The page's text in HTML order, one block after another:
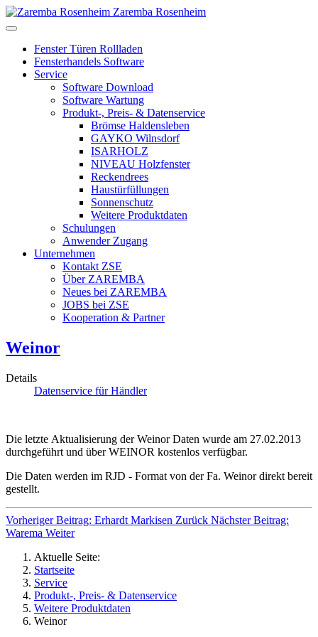
Zaremba Rosenheim
Fenster Türen Rollladen
Fensterhandels Software
Service
Software Download
Software Wartung
Produkt-, Preis- & Datenservice
Brömse Haldensleben
GAYKO Wilnsdorf
ISARHOLZ
NIVEAU Holzfenster
Reckendrees
Haustürfüllungen
Sonnenschutz
Weitere Produktdaten
Schulungen
Anwender Zugang
Unternehmen
Kontakt ZSE
Über ZAREMBA
Neues bei ZAREMBA
JOBS bei ZSE
Kooperation & Partner
Weinor
Details
Datenservice für Händler
Die letzte Aktualisierung der Weinor Daten wurde am 27.02.2013
durchgeführt und über WEINOR kostenlos verfügbar.
Die Daten werden im RJD - Format von der Fa. Weinor direkt bereit
gestellt.
Vorheriger Beitrag: Erhardt Markisen Zurück Nächster Beitrag:
Warema Weiter
Aktuelle Seite:
Startseite
Service
Produkt-, Preis- & Datenservice
Weitere Produktdaten
Weinor